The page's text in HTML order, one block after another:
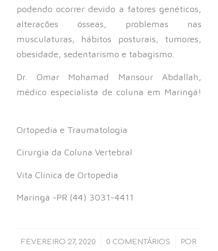
podendo ocorrer devido a fatores genéticos,
alterações ósseas, problemas nas
musculaturas, hábitos posturais, tumores,
obesidade, sedentarismo e tabagismo.
Dr. Omar Mohamad Mansour Abdallah,
médico especialista de coluna em Maringá!
Ortopedia e Traumatologia⠀⠀
Cirurgia da Coluna Vertebral⠀⠀
Vita Clínica de Ortopedia⠀⠀
Maringá -PR (44) 3031-4411⠀
FEVEREIRO 27, 2020
/ 0 COMENTÁRIOS
/ POR